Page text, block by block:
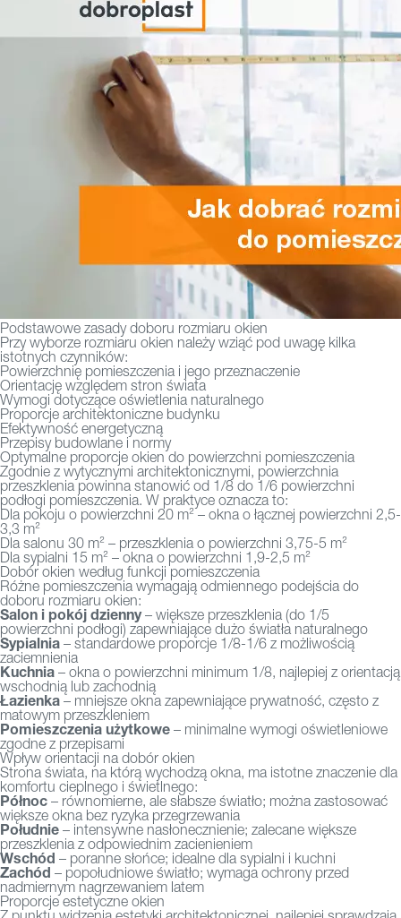
Podstawowe zasady doboru rozmiaru okien
Przy wyborze rozmiaru okien należy wziąć pod uwagę kilka
istotnych czynników:
Powierzchnię pomieszczenia i jego przeznaczenie
Orientację względem stron świata
Wymogi dotyczące oświetlenia naturalnego
Proporcje architektoniczne budynku
Efektywność energetyczną
Przepisy budowlane i normy
Optymalne proporcje okien do powierzchni pomieszczenia
Zgodnie z wytycznymi architektonicznymi, powierzchnia
przeszklenia powinna stanowić od 1/8 do 1/6 powierzchni
podłogi pomieszczenia. W praktyce oznacza to:
Dla pokoju o powierzchni 20 m² – okna o łącznej powierzchni 2,5-
3,3 m²
Dla salonu 30 m² – przeszklenia o powierzchni 3,75-5 m²
Dla sypialni 15 m² – okna o powierzchni 1,9-2,5 m²
Dobór okien według funkcji pomieszczenia
Różne pomieszczenia wymagają odmiennego podejścia do
doboru rozmiaru okien:
Salon i pokój dzienny– większe przeszklenia (do 1/5
powierzchni podłogi) zapewniające dużo światła naturalnego
Sypialnia – standardowe proporcje 1/8-1/6 z możliwością
zaciemnienia
Kuchnia – okna o powierzchni minimum 1/8, najlepiej z orientacją
wschodnią lub zachodnią
Łazienka – mniejsze okna zapewniające prywatność, często z
matowym przeszkleniem
Pomieszczenia użytkowe – minimalne wymogi oświetleniowe
zgodne z przepisami
Wpływ orientacji na dobór okien
Strona świata, na którą wychodzą okna, ma istotne znaczenie dla
komfortu cieplnego i świetlnego:
Północ – równomierne, ale słabsze światło; można zastosować
większe okna bez ryzyka przegrzewania
Południe – intensywne nasłonecznienie; zalecane większe
przeszklenia z odpowiednim zacienieniem
Wschód – poranne słońce; idealne dla sypialni i kuchni
Zachód – popołudniowe światło; wymaga ochrony przed
nadmiernym nagrzewaniem latem
Proporcje estetyczne okien